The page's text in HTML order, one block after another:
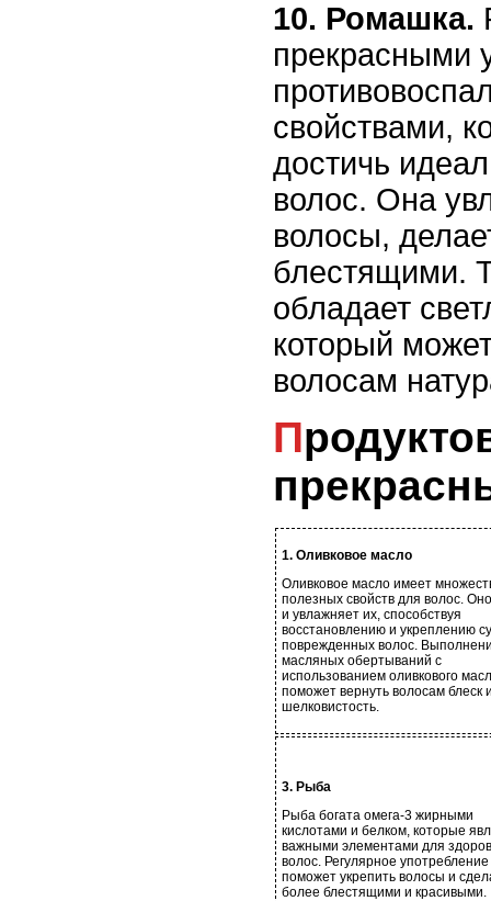
10. Ромашка.
прекрасными
свойствами,
достичь
волос. Она
волосы,
блестящими.
обладает
который
волосам
Продуктов для
1. Оливковое масло
Оливковое масло имеет
полезных свойств для волос.
и увлажняет их, способствуя
восстановлению и укреплению
поврежденных волос.
масляных обертываний с
использованием оливкового
поможет вернуть волосам блеск
шелковистость.
3. Рыба
Рыба богата омега-3 жирными
кислотами и белком, которые
важными элементами для
волос. Регулярное
поможет укрепить волосы и
более блестящими и красивыми.